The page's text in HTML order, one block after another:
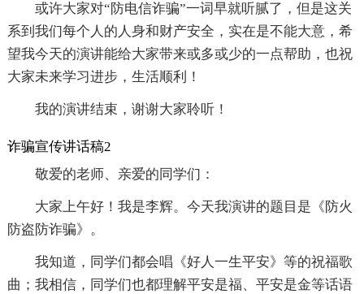
或许大家对“防电信诈骗”一词早就听腻了，但是这关
系到我们每个人的人身和财产安全，实在是不能大意，希
望我今天的演讲能给大家带来或多或少的一点帮助，也祝
大家未来学习进步，生活顺利！
我的演讲结束，谢谢大家聆听！
诈骗宣传讲话稿2
敬爱的老师、亲爱的同学们：
大家上午好！我是李辉。今天我演讲的题目是《防火
防盗防诈骗》。
我知道，同学们都会唱《好人一生平安》等的祝福歌
曲；我相信，同学们也都理解平安是福、平安是金等话语